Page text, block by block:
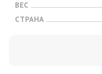
ВЕС
СТРАНА